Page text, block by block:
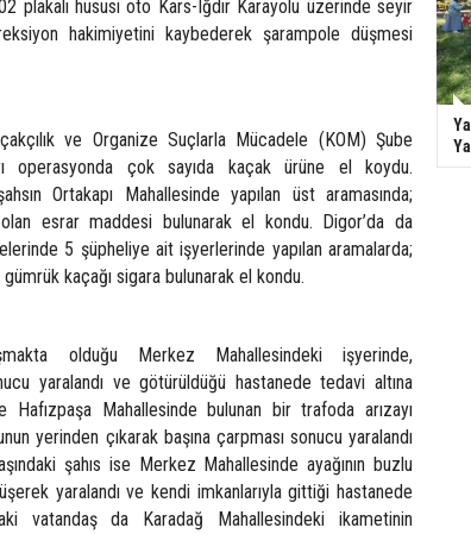
plakalı hususi oto Kars-Iğdır Karayolu üzerinde seyir
hakimiyetini kaybederek şarampole düşmesi
ve Organize Suçlarla Mücadele (KOM) Şube
operasyonda çok sayıda kaçak ürüne el koydu.
Ortakapı Mahallesinde yapılan üst aramasında;
esrar maddesi bulunarak el kondu. Digor’da da
5 şüpheliye ait işyerlerinde yapılan aramalarda;
kaçağı sigara bulunarak el kondu.
olduğu Merkez Mahallesindeki işyerinde,
yaralandı ve götürüldüğü hastanede tedavi altına
Hafızpaşa Mahallesinde bulunan bir trafoda arızayı
yerinden çıkarak başına çarpması sonucu yaralandı
şahıs ise Merkez Mahallesinde ayağının buzlu
yaralandı ve kendi imkanlarıyla gittiği hastanede
vatandaş da Karadağ Mahallesindeki ikametinin